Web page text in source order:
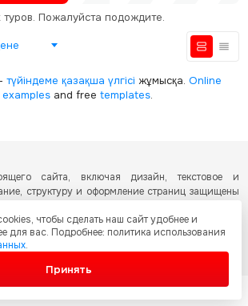
Пожалуйста подождите.
түйіндеме қазақша үлгісі жұмысқа. Online
examplesand free templates.
сайта, включая дизайн, текстовое и
структуру и оформление страниц защищены
прав и интеллектуальной собственности.
и распространение материалов сайта без
запрещено.
чтобы сделать наш сайт удобнее и
для вас. Подробнее: политика использования
.
Принять